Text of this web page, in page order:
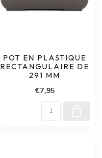
POT EN PLASTIQUE
RECTANGULAIRE DE
291 MM
€7,95